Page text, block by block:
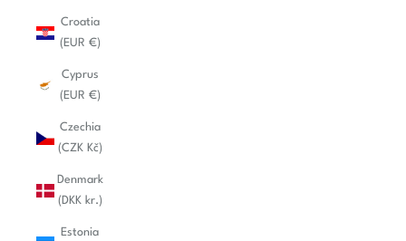
Croatia
(EUR €)
Cyprus
(EUR €)
Czechia
(CZK Kč)
Denmark
(DKK kr.)
Estonia